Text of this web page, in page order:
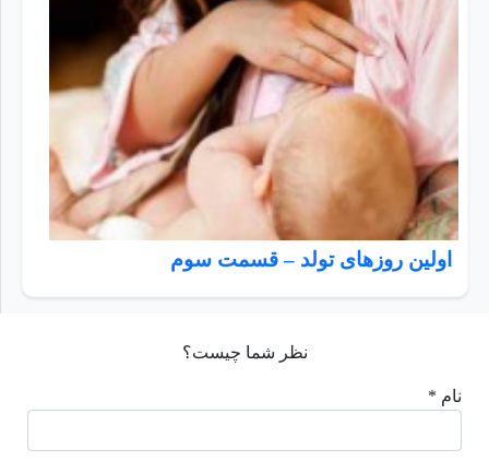
اولین روزهای تولد – قسمت سوم
نظر شما چیست؟
نام *